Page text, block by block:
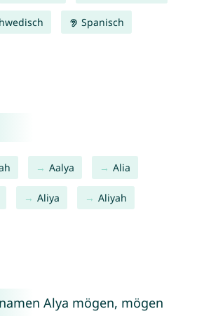
Spanisch
Aalya Alia
Aliya Aliyah
Alya mögen, mögen